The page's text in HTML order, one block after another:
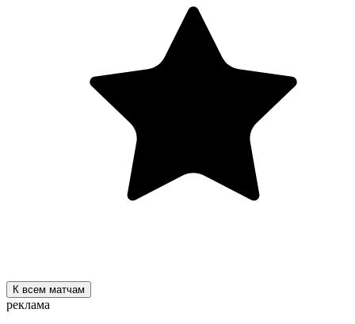
К всем матчам
реклама